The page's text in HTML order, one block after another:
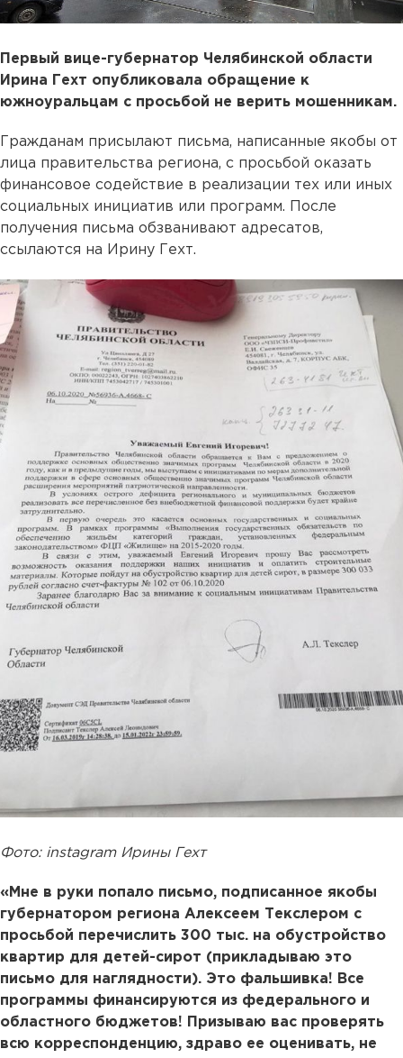
Первый вице-губернатор Челябинской области
Ирина Гехт опубликовала обращение к
южноуральцам с просьбой не верить мошенникам.
Гражданам присылают письма, написанные якобы от
лица правительства региона, с просьбой оказать
финансовое содействие в реализации тех или иных
социальных инициатив или программ. После
получения письма обзванивают адресатов,
ссылаются на Ирину Гехт.
Фото: instagram Ирины Гехт
«Мне в руки попало письмо, подписанное якобы
губернатором региона Алексеем Текслером с
просьбой перечислить 300 тыс. на обустройство
квартир для детей-сирот (прикладываю это
письмо для наглядности). Это фальшивка! Все
программы финансируются из федерального и
областного бюджетов! Призываю вас проверять
всю корреспонденцию, здраво ее оценивать, не